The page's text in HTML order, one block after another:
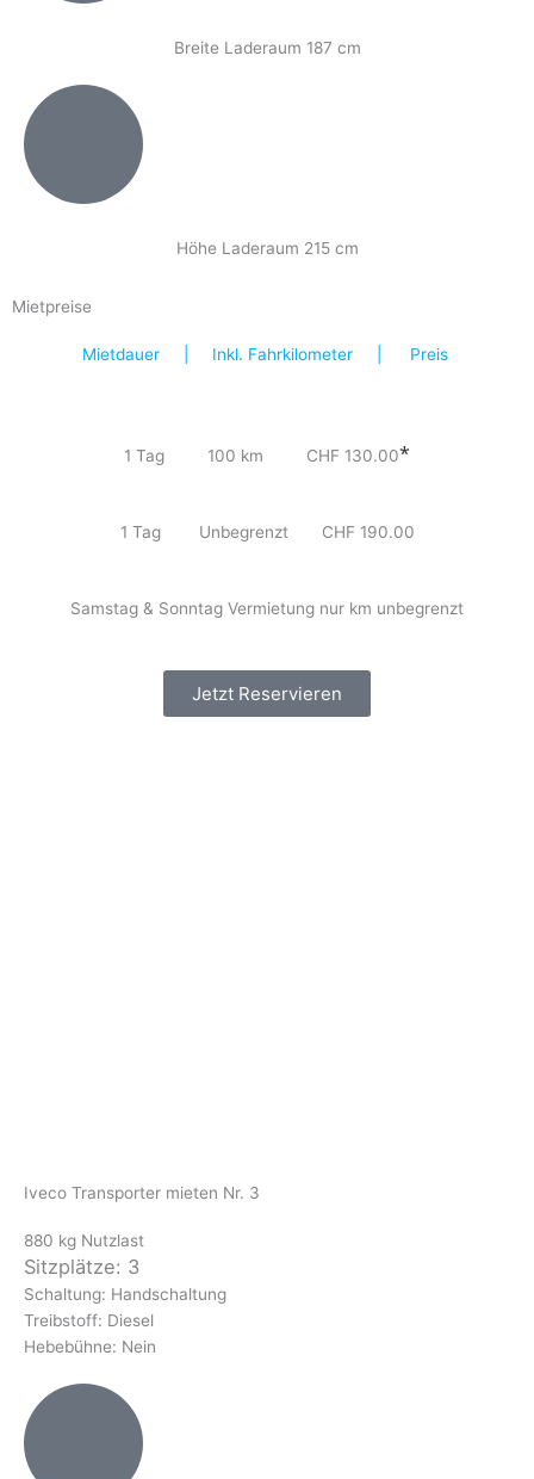
Breite Laderaum 187 cm
Höhe Laderaum 215 cm
Mietpreise
Mietdauer | Inkl. Fahrkilometer | Preis
1 Tag 100 km CHF 130.00*
1 Tag Unbegrenzt CHF 190.00
Samstag & Sonntag Vermietung nur km unbegrenzt
Jetzt Reservieren
Iveco Transporter mieten Nr. 3
880 kg Nutzlast
Sitzplätze: 3
Schaltung: Handschaltung
Treibstoff: Diesel
Hebebühne: Nein